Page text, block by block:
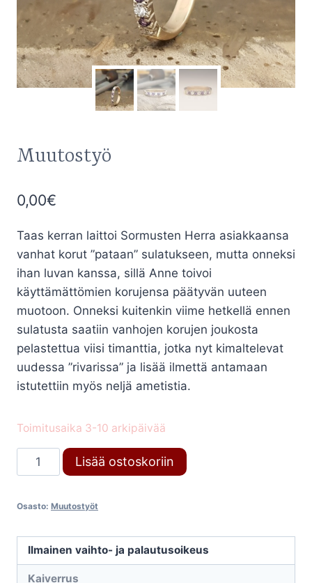
Muutostyö
0,00€
Taas kerran laittoi Sormusten Herra asiakkaansa
vanhat korut ”pataan” sulatukseen, mutta onneksi
ihan luvan kanssa, sillä Anne toivoi
käyttämättömien korujensa päätyvän uuteen
muotoon. Onneksi kuitenkin viime hetkellä ennen
sulatusta saatiin vanhojen korujen joukosta
pelastettua viisi timanttia, jotka nyt kimaltelevat
uudessa ”rivarissa” ja lisää ilmettä antamaan
istutettiin myös neljä ametistia.
Toimitusaika 3-10 arkipäivää
Muutostyö
määrä
Lisää ostoskoriin
Osasto: Muutostyöt
Ilmainen vaihto- ja palautusoikeus
Kaiverrus